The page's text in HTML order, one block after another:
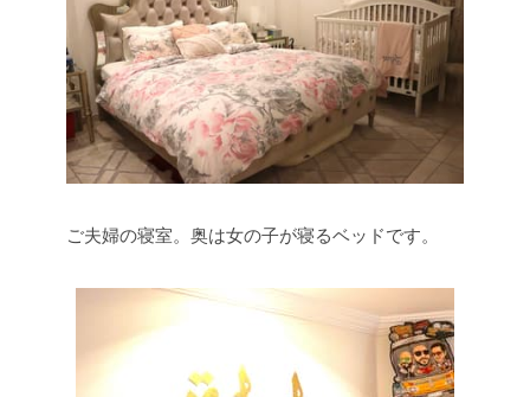
ご夫婦の寝室。奥は女の子が寝るベッドです。